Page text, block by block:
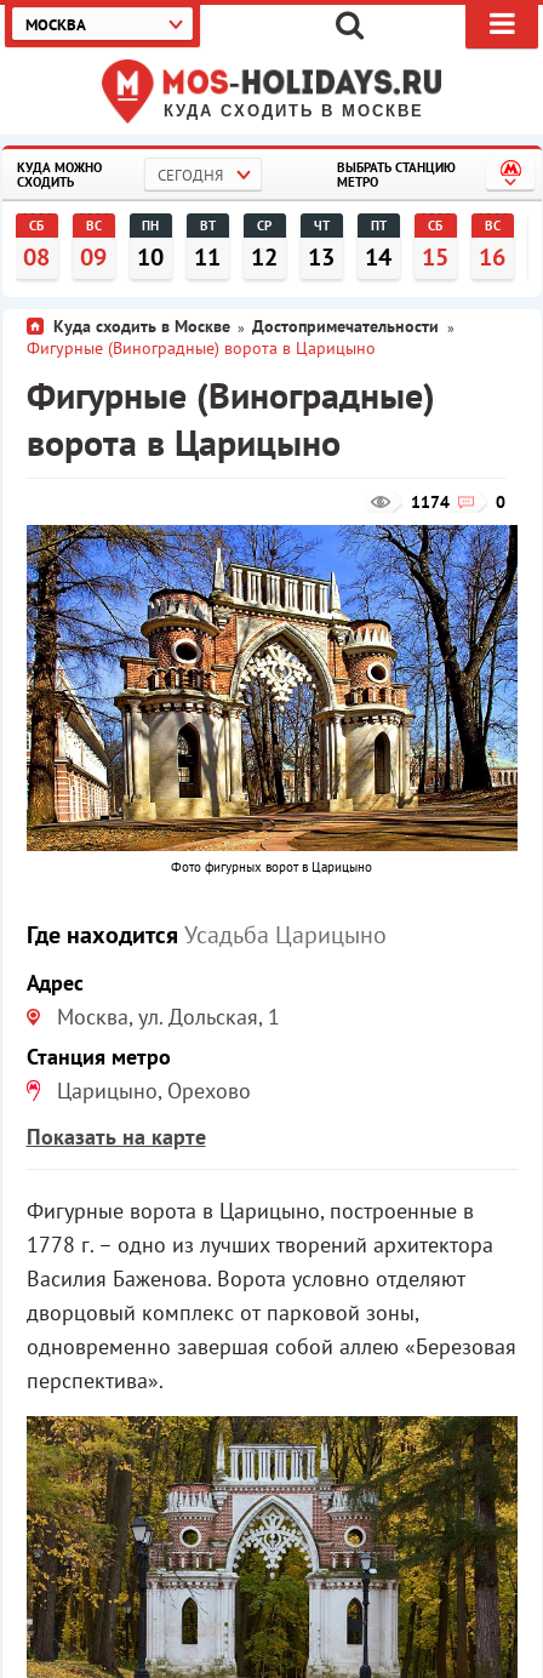
КУДА СХОДИТЬ В МОСКВЕ
МОСКВА
КУДА МОЖНО
СХОДИТЬ
СЕГОДНЯ
ВЫБРАТЬ СТАНЦИЮ
МЕТРО
СБ
08
ВС
09
ПН
10
ВТ
11
СР
12
ЧТ
13
ПТ
14
СБ
15
ВС
16
Куда сходить в Москве » Достопримечательности »
Фигурные (Виноградные) ворота в Царицыно
Фигурные (Виноградные)
ворота в Царицыно
0
1174
Фото фигурных ворот в Царицыно
Где находится Усадьба Царицыно
Адрес
Москва, ул. Дольская, 1
Станция метро
Царицыно, Орехово
Показать на карте
Фигурные ворота в Царицыно, построенные в
1778 г. – одно из лучших творений архитектора
Василия Баженова. Ворота условно отделяют
дворцовый комплекс от парковой зоны,
одновременно завершая собой аллею «Березовая
перспектива».